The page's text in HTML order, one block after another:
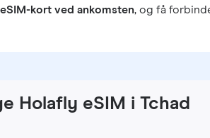
kort ved ankomsten, og få
Holafly eSIM i Tchad